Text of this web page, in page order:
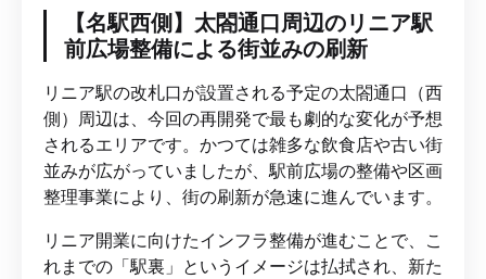
【名駅西側】太閤通口周辺のリニア駅
前広場整備による街並みの刷新
リニア駅の改札口が設置される予定の太閤通口（西
側）周辺は、今回の再開発で最も劇的な変化が予想
されるエリアです。かつては雑多な飲食店や古い街
並みが広がっていましたが、駅前広場の整備や区画
整理事業により、街の刷新が急速に進んでいます。
リニア開業に向けたインフラ整備が進むことで、こ
れまでの「駅裏」というイメージは払拭され、新た